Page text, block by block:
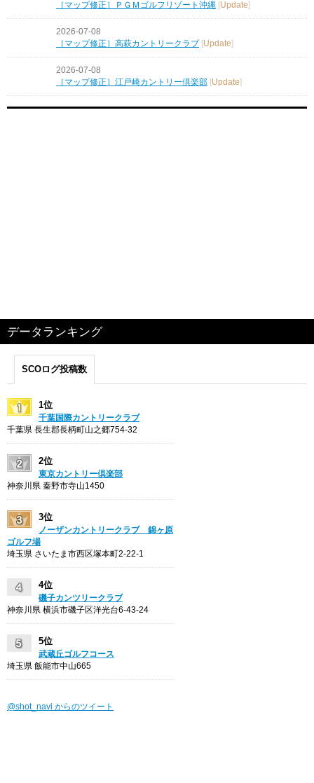
［マップ修正］ＰＧＭゴルフリゾート沖縄 [Update]
2026-07-08
［マップ修正］高萩カントリークラブ [Update]
2026-07-08
［マップ修正］江戸崎カントリー倶楽部 Update
データランキング
SCOログ投稿数
1位
千葉国際カントリークラブ
千葉県 長生郡長柄町山之郷754-32
2位
東京カントリー倶楽部
神奈川県 秦野市寺山1450
3位
ノーザンカントリークラブ 錦ヶ原
ゴルフ場
埼玉県 さいたま市西区塚本町2-22-1
4位
磯子カンツリークラブ
神奈川県 横浜市磯子区洋光台6-43-24
5位
武蔵丘ゴルフコース
埼玉県 飯能市中山665
@shot_navi からのツイート